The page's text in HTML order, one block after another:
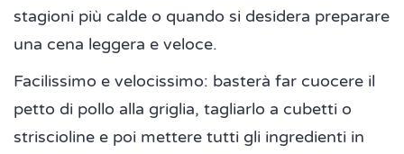
stagioni più calde o quando si desidera preparare
una cena leggera e veloce.
Facilissimo e velocissimo: basterà far cuocere il
petto di pollo alla griglia, tagliarlo a cubetti o
striscioline e poi mettere tutti gli ingredienti in